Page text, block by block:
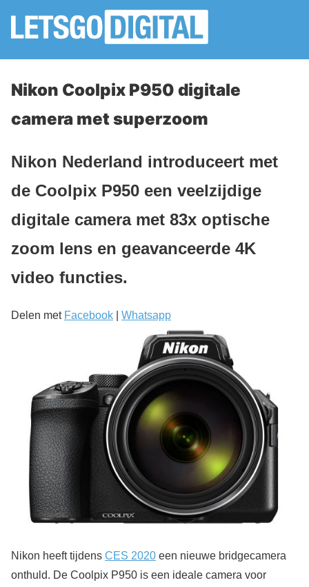
Nikon Coolpix P950 digitale
camera met superzoom
Nikon Nederland introduceert met
de Coolpix P950 een veelzijdige
digitale camera met 83x optische
zoom lens en geavanceerde 4K
video functies.
Delen met Facebook Whatsapp
Nikon heeft tijdens CES 2020 een nieuwe bridgecamera
onthuld. De Coolpix P950 is een ideale camera voor